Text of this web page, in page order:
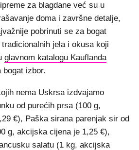
za blagdane već su u
doma i završne detalje,
pobrinuti se za bogat
jela i okusa koji
glavnom katalogu Kauflanda
bogat izbor.
nema Uskrsa izdvajamo
od purećih prsa (100 g,
€), Paška sirana parenjak sir od
g, akcijska cijena je 1,25 €),
salatu (1 kg, akcijska